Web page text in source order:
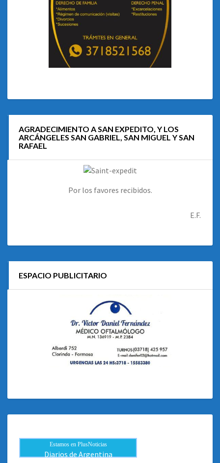
AGRADECIMIENTO A SAN EXPEDITO, Y LOS
ARCÁNGELES SAN GABRIEL, SAN MIGUEL Y SAN
RAFAEL
Por los favores recibidos.
E.F.
ESPACIO PUBLICITARIO
Estamos en PlusNoticias
Diarios de Argentina